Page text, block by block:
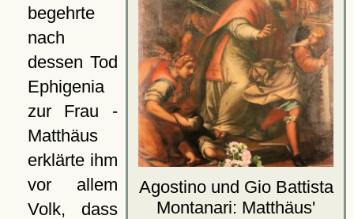
Agostino und Gio Battista
Montanari: Matthäus'
begehrte
nach
dessen Tod
Ephigenia
zur Frau -
Matthäus
erklärte ihm
vor allem
Volk, dass